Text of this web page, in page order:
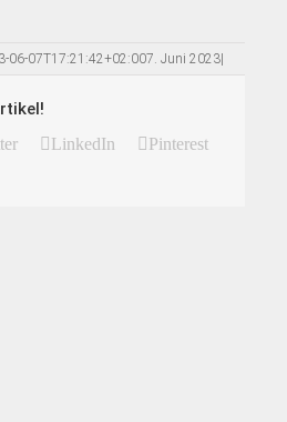
06-07T17:21:42+02:007. Juni 2023|
LinkedIn
Pinterest